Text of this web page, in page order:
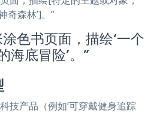
奇森林’]。”
色书页面，描绘‘一个
海底冒险’。”
技产品（例如‘可穿戴健身追踪